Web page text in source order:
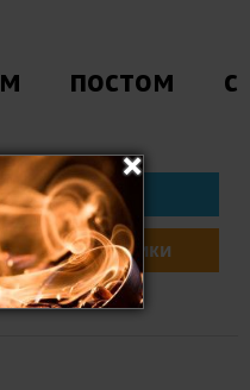
постом с
Twitter
Однокласники